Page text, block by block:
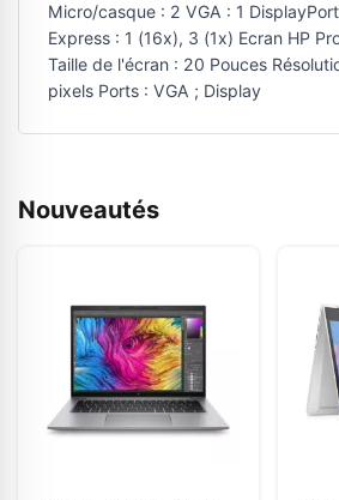
Micro/casque : 2 VGA : 1
Express : 1 (16x), 3 (1x) Ecran HP
Taille de l'écran : 20 Pouces
pixels Ports : VGA ; Display
Nouveautés